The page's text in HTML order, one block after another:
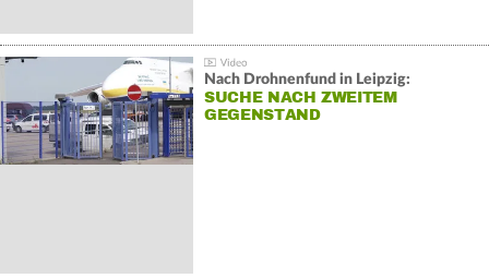
Nach Drohnenfund in Leipzig:
SUCHE NACH ZWEITEM
GEGENSTAND